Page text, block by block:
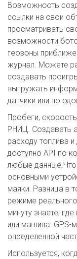
Возможность
ссылки на свои
просматривать
возможности
геозоны
журнал. Можете
создавать
выгружать
датчики или по
Пробеги,
РНИЦ. Создавать
расходу топлива
доступно API по
любые данные.Что
основными
маяки. Разница в
режиме
минуту знаете,
или машина. GPS-
определенной
Используется,